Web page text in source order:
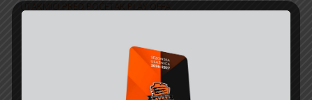
UTAKMICI PRED POČETAK PLAY OFFA